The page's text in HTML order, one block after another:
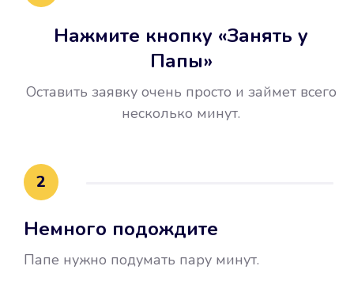
воспользовались бесплатной
это открыло новые возможности в
Нажмите кнопку «Занять у
Папы»
Оставить заявку очень просто и займет всего
несколько минут.
2
Немного подождите
Папе нужно подумать пару минут.